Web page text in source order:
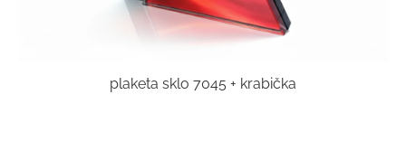
plaketa sklo 7045 + krabička